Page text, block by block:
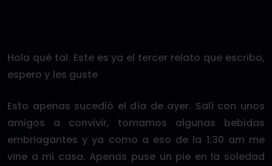
Hola qué tal. Este es ya el tercer relato que escribo,
espero y les guste
Esto apenas sucedió el día de ayer. Salí con unos
amigos a convivir, tomamos algunas bebidas
embriagantes y ya como a eso de la 1:30 am me
vine a mi casa. Apenas puse un pie en la soledad